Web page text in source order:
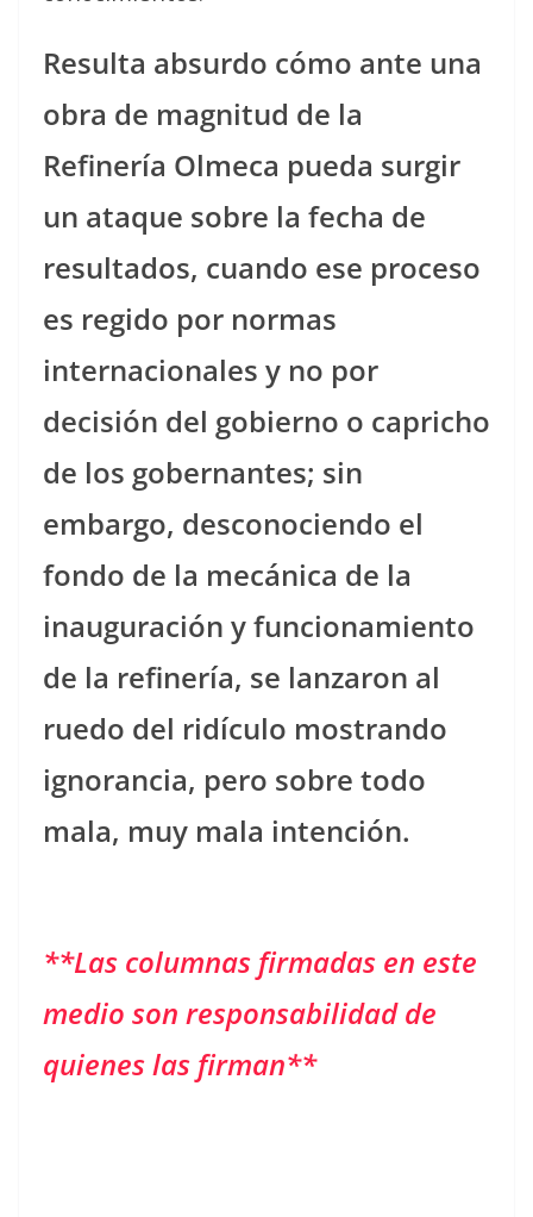
Resulta absurdo cómo ante una
obra de magnitud de la
Refinería Olmeca pueda surgir
un ataque sobre la fecha de
resultados, cuando ese proceso
es regido por normas
internacionales y no por
decisión del gobierno o capricho
de los gobernantes; sin
embargo, desconociendo el
fondo de la mecánica de la
inauguración y funcionamiento
de la refinería, se lanzaron al
ruedo del ridículo mostrando
ignorancia, pero sobre todo
mala, muy mala intención.
**Las columnas firmadas en este
medio son responsabilidad de
quienes las firman**